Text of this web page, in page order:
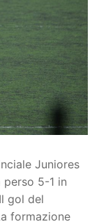
Juniores
perso 5-1 in
gol del
formazione